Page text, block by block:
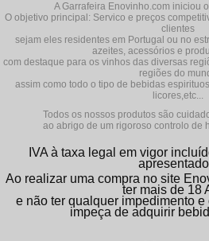
A Garrafeira Enovinho.com iniciou
O objetivo principal: Servico e preços
clientes
sejam eles residentes em Portugal ou no
azeites, acessórios e
com destaque para os vinhos das diversas
regiões do
assim como todo o tipo de bebidas
licores,etc...
Todos os nossos produtos são
ao abrigo de um rigoroso controlo de
IVA à taxa legal em vigor
Ao realizar uma compra no site
ter mais de 18
e não ter qualquer impedimento
impeça de adquirir